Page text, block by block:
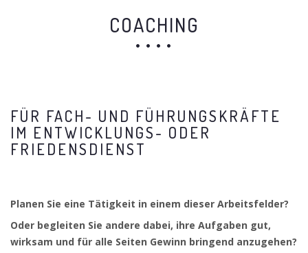
COACHING
FÜR FACH- UND FÜHRUNGSKRÄFTE
IM ENTWICKLUNGS- ODER
FRIEDENSDIENST
Planen Sie eine Tätigkeit in einem dieser Arbeitsfelder?
Oder begleiten Sie andere dabei, ihre Aufgaben gut,
wirksam und für alle Seiten Gewinn bringend anzugehen?